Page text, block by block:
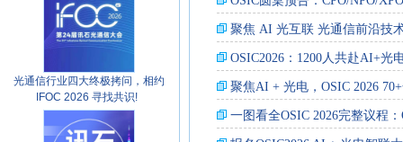
光通信行业四大终极拷问，相约
IFOC 2026 寻找共识!